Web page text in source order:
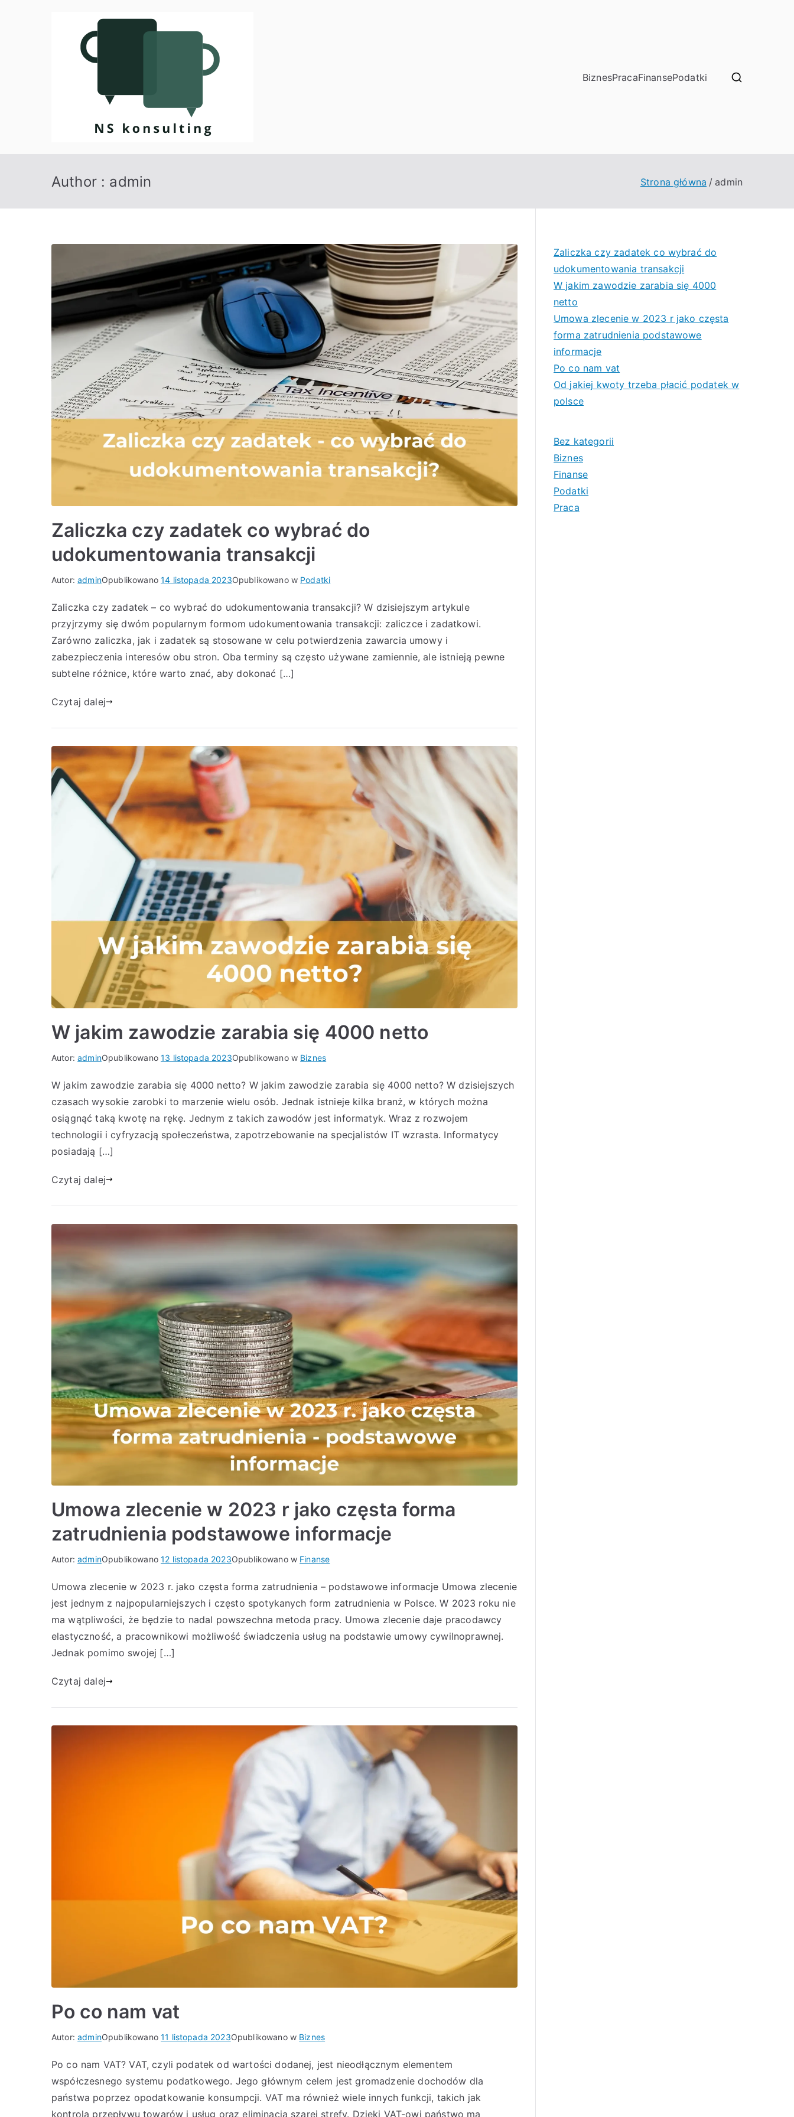
BiznesPracaFinansePodatki
Author : admin Strona główna admin
Zaliczka czy zadatek co wybrać do
udokumentowania transakcji
Autor:adminOpublikowano14 listopada 2023Opublikowano w Podatki
Zaliczka czy zadatek – co wybrać do udokumentowania transakcji? W dzisiejszym artykule
przyjrzymy się dwóm popularnym formom udokumentowania transakcji: zaliczce i zadatkowi.
Zarówno zaliczka, jak i zadatek są stosowane w celu potwierdzenia zawarcia umowy i
zabezpieczenia interesów obu stron. Oba terminy są często używane zamiennie, ale istnieją pewne
subtelne różnice, które warto znać, aby dokonać […]
Czytaj dalej
W jakim zawodzie zarabia się 4000 netto
Autor:adminOpublikowano13 listopada 2023Opublikowano w Biznes
W jakim zawodzie zarabia się 4000 netto? W jakim zawodzie zarabia się 4000 netto? W dzisiejszych
czasach wysokie zarobki to marzenie wielu osób. Jednak istnieje kilka branż, w których można
osiągnąć taką kwotę na rękę. Jednym z takich zawodów jest informatyk. Wraz z rozwojem
technologii i cyfryzacją społeczeństwa, zapotrzebowanie na specjalistów IT wzrasta. Informatycy
posiadają […]
Czytaj dalej
Umowa zlecenie w 2023 r jako częsta forma
zatrudnienia podstawowe informacje
Autor:adminOpublikowano12 listopada 2023Opublikowano w Finanse
Umowa zlecenie w 2023 r. jako częsta forma zatrudnienia – podstawowe informacje Umowa zlecenie
jest jednym z najpopularniejszych i często spotykanych form zatrudnienia w Polsce. W 2023 roku nie
ma wątpliwości, że będzie to nadal powszechna metoda pracy. Umowa zlecenie daje pracodawcy
elastyczność, a pracownikowi możliwość świadczenia usług na podstawie umowy cywilnoprawnej.
Jednak pomimo swojej […]
Czytaj dalej
Po co nam vat
Autor:adminOpublikowano11 listopada 2023Opublikowano w Biznes
Po co nam VAT? VAT, czyli podatek od wartości dodanej, jest nieodłącznym elementem
współczesnego systemu podatkowego. Jego głównym celem jest gromadzenie dochodów dla
państwa poprzez opodatkowanie konsumpcji. VAT ma również wiele innych funkcji, takich jak
kontrola przepływu towarów i usług oraz eliminacja szarej strefy. Dzięki VAT-owi państwo ma
Zaliczka czy zadatek co wybrać do
udokumentowania transakcji
W jakim zawodzie zarabia się 4000
netto
Umowa zlecenie w 2023 r jako częsta
forma zatrudnienia podstawowe
informacje
Po co nam vat
Od jakiej kwoty trzeba płacić podatek w
polsce
Bez kategorii
Biznes
Finanse
Podatki
Praca